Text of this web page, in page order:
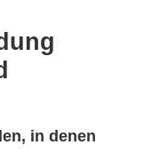
in denen